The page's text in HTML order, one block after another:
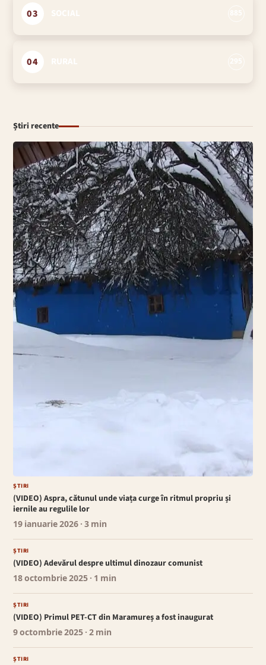
03
04
Știri recente
ȘTIRI
(VIDEO) Aspra, cătunul unde viața curge în ritmul propriu și
iernile au regulile lor
19 ianuarie 2026 · 3 min
ȘTIRI
(VIDEO) Adevărul despre ultimul dinozaur comunist
18 octombrie 2025 · 1 min
ȘTIRI
(VIDEO) Primul PET-CT din Maramureș a fost inaugurat
9 octombrie 2025 · 2 min
ȘTIRI